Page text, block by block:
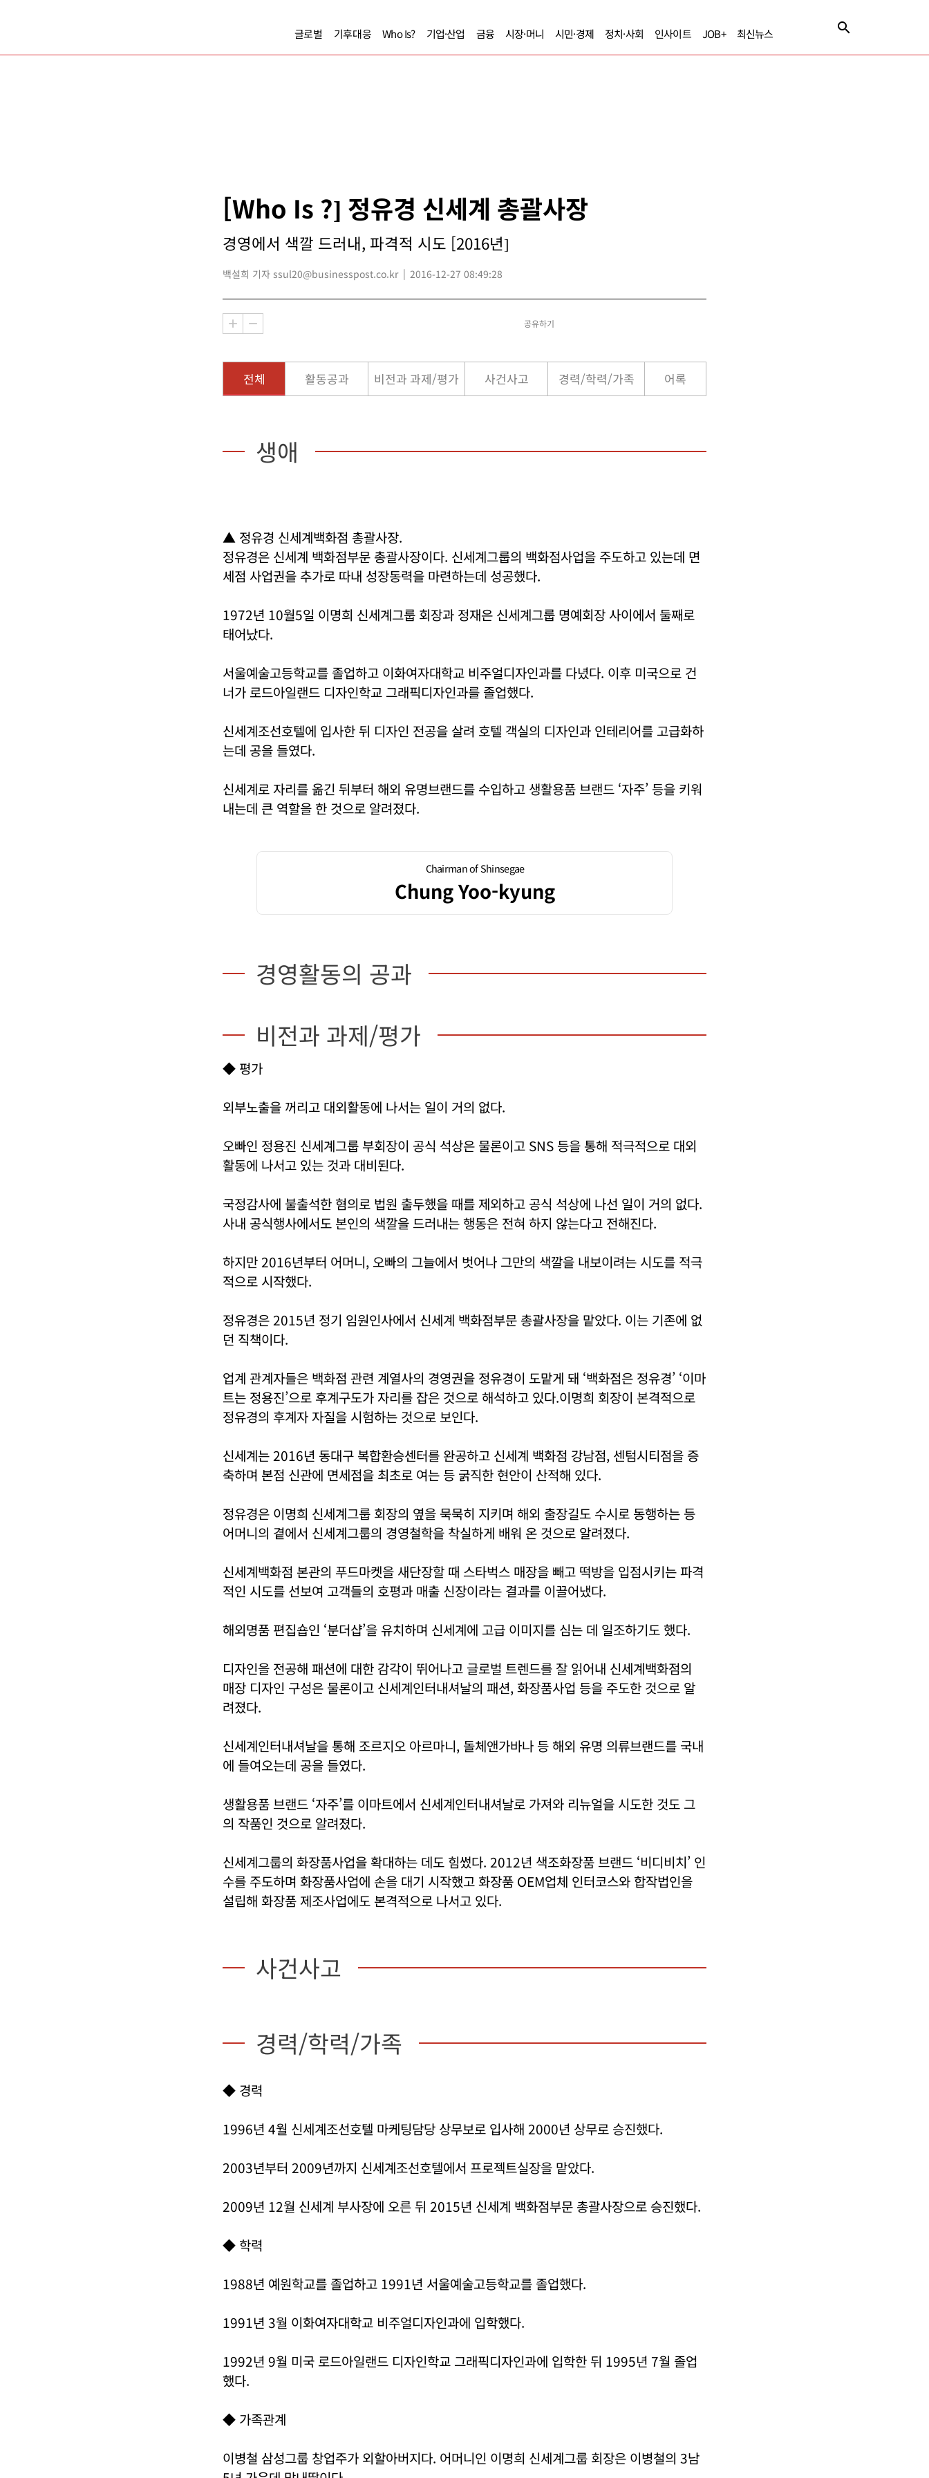
글로벌 기후대응 Who Is? 기업·산업 금융 시장·머니 시민·경제 정치·사회 인사이트 JOB+ 최신뉴스
[Who Is ?] 정유경 신세계 총괄사장
경영에서 색깔 드러내, 파격적 시도 [2016년]
백설희 기자 ssul20@businesspost.co.kr 2016-12-27 08:49:28
공유하기
전체 활동공과 비전과 과제/평가 사건사고 경력/학력/가족 어록
생애
▲ 정유경 신세계백화점 총괄사장.
정유경은 신세계 백화점부문 총괄사장이다. 신세계그룹의 백화점사업을 주도하고 있는데 면
세점 사업권을 추가로 따내 성장동력을 마련하는데 성공했다.
1972년 10월5일 이명희 신세계그룹 회장과 정재은 신세계그룹 명예회장 사이에서 둘째로
태어났다.
서울예술고등학교를 졸업하고 이화여자대학교 비주얼디자인과를 다녔다. 이후 미국으로 건
너가 로드아일랜드 디자인학교 그래픽디자인과를 졸업했다.
신세계조선호텔에 입사한 뒤 디자인 전공을 살려 호텔 객실의 디자인과 인테리어를 고급화하
는데 공을 들였다.
신세계로 자리를 옮긴 뒤부터 해외 유명브랜드를 수입하고 생활용품 브랜드 ‘자주’ 등을 키워
내는데 큰 역할을 한 것으로 알려졌다.
Chairman of Shinsegae
Chung Yoo-kyung
경영활동의 공과
비전과 과제/평가
◆ 평가
외부노출을 꺼리고 대외활동에 나서는 일이 거의 없다.
오빠인 정용진 신세계그룹 부회장이 공식 석상은 물론이고 SNS 등을 통해 적극적으로 대외
활동에 나서고 있는 것과 대비된다.
국정감사에 불출석한 혐의로 법원 출두했을 때를 제외하고 공식 석상에 나선 일이 거의 없다.
사내 공식행사에서도 본인의 색깔을 드러내는 행동은 전혀 하지 않는다고 전해진다.
하지만 2016년부터 어머니, 오빠의 그늘에서 벗어나 그만의 색깔을 내보이려는 시도를 적극
적으로 시작했다.
정유경은 2015년 정기 임원인사에서 신세계 백화점부문 총괄사장을 맡았다. 이는 기존에 없
던 직책이다.
업계 관계자들은 백화점 관련 계열사의 경영권을 정유경이 도맡게 돼 ‘백화점은 정유경’ ‘이마
트는 정용진’으로 후계구도가 자리를 잡은 것으로 해석하고 있다.이명희 회장이 본격적으로
정유경의 후계자 자질을 시험하는 것으로 보인다.
신세계는 2016년 동대구 복합환승센터를 완공하고 신세계 백화점 강남점, 센텀시티점을 증
축하며 본점 신관에 면세점을 최초로 여는 등 굵직한 현안이 산적해 있다.
정유경은 이명희 신세계그룹 회장의 옆을 묵묵히 지키며 해외 출장길도 수시로 동행하는 등
어머니의 곁에서 신세계그룹의 경영철학을 착실하게 배워 온 것으로 알려졌다.
신세계백화점 본관의 푸드마켓을 새단장할 때 스타벅스 매장을 빼고 떡방을 입점시키는 파격
적인 시도를 선보여 고객들의 호평과 매출 신장이라는 결과를 이끌어냈다.
해외명품 편집숍인 ‘분더샵’을 유치하며 신세계에 고급 이미지를 심는 데 일조하기도 했다.
디자인을 전공해 패션에 대한 감각이 뛰어나고 글로벌 트렌드를 잘 읽어내 신세계백화점의
매장 디자인 구성은 물론이고 신세계인터내셔날의 패션, 화장품사업 등을 주도한 것으로 알
려졌다.
신세계인터내셔날을 통해 조르지오 아르마니, 돌체앤가바나 등 해외 유명 의류브랜드를 국내
에 들여오는데 공을 들였다.
생활용품 브랜드 ‘자주’를 이마트에서 신세계인터내셔날로 가져와 리뉴얼을 시도한 것도 그
의 작품인 것으로 알려졌다.
신세계그룹의 화장품사업을 확대하는 데도 힘썼다. 2012년 색조화장품 브랜드 ‘비디비치’ 인
수를 주도하며 화장품사업에 손을 대기 시작했고 화장품 OEM업체 인터코스와 합작법인을
설립해 화장품 제조사업에도 본격적으로 나서고 있다.
사건사고
경력/학력/가족
◆ 경력
1996년 4월 신세계조선호텔 마케팅담당 상무보로 입사해 2000년 상무로 승진했다.
2003년부터 2009년까지 신세계조선호텔에서 프로젝트실장을 맡았다.
2009년 12월 신세계 부사장에 오른 뒤 2015년 신세계 백화점부문 총괄사장으로 승진했다.
◆ 학력
1988년 예원학교를 졸업하고 1991년 서울예술고등학교를 졸업했다.
1991년 3월 이화여자대학교 비주얼디자인과에 입학했다.
1992년 9월 미국 로드아일랜드 디자인학교 그래픽디자인과에 입학한 뒤 1995년 7월 졸업
했다.
◆ 가족관계
이병철 삼성그룹 창업주가 외할아버지다. 어머니인 이명희 신세계그룹 회장은 이병철의 3남